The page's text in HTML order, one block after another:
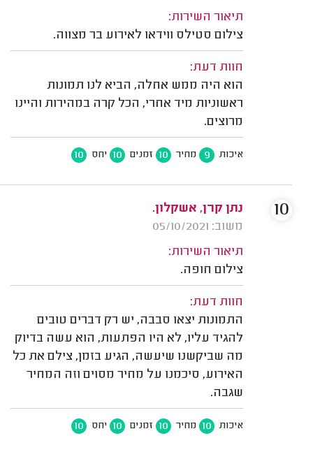
תיאור השירות:
צילום סטילס ווידאו לאירוע בר מצווה.
חוות דעת:
הוא היה ממש אחלה, הביא לנו תמונות
ראשוניות מיד אחרי, הכל קרה במהירות והיינו
מרוצים.
איכות 9 מחיר 10 זמנים 10 יחס 10
נתן קרן, אשקלון.
משוב: 05/10/2021
תיאור השירות:
צילום חופה.
חוות דעת:
התמונות יצאו סבבה, יש רק דברים טובים
להגיד עליו, לא היו הפתעות, הוא עשה בדיוק
מה שביקשנו שיעשה, הגיע בזמן, צילם את כל
האירוע, סיכמנו על מחיר מסוים וזה המחיר
שגבה.
איכות 10 מחיר 10 זמנים 10 יחס 10
10